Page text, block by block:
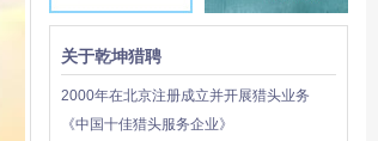
关于乾坤猎聘
2000年在北京注册成立并开展猎头业务
《中国十佳猎头服务企业》